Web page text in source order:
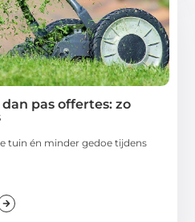
pas offertes: zo
tuin én minder gedoe tijdens